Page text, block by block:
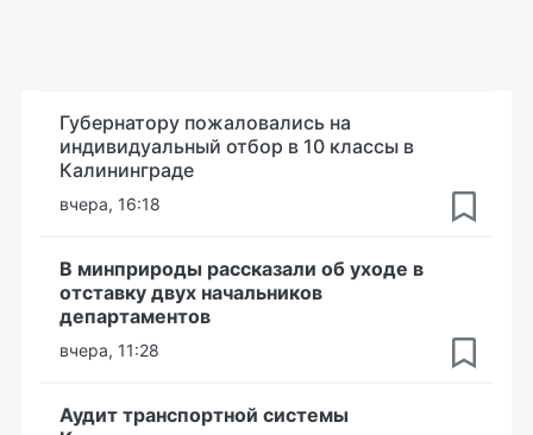
Губернатору пожаловались на
индивидуальный отбор в 10 классы в
Калининграде
вчера, 16:18
В минприроды рассказали об уходе в
отставку двух начальников
департаментов
вчера, 11:28
Аудит транспортной системы